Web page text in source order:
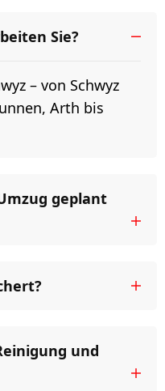
Sie?
– von Schwyz
Arth bis
geplant
und